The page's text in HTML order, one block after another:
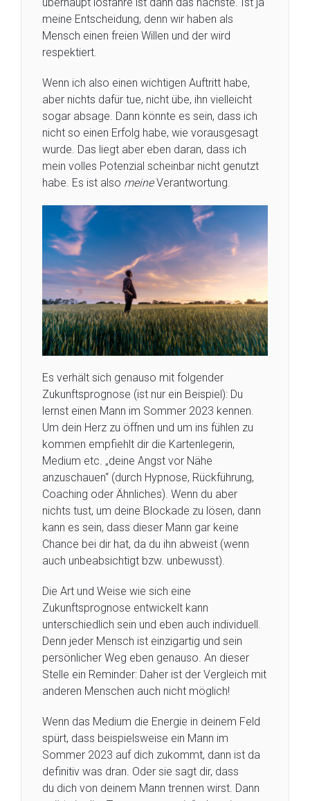
meine Entscheidung, denn wir haben als
Mensch einen freien Willen und der wird
respektiert.
Wenn ich also einen wichtigen Auftritt habe,
aber nichts dafür tue, nicht übe, ihn vielleicht
sogar absage. Dann könnte es sein, dass ich
nicht so einen Erfolg habe, wie vorausgesagt
wurde. Das liegt aber eben daran, dass ich
mein volles Potenzial scheinbar nicht genutzt
habe. Es ist also meineVerantwortung.
Es verhält sich genauso mit folgender
Zukunftsprognose (ist nur ein Beispiel): Du
lernst einen Mann im Sommer 2023 kennen.
Um dein Herz zu öffnen und um ins fühlen zu
kommen empfiehlt dir die Kartenlegerin,
Medium etc. „deine Angst vor Nähe
anzuschauen“ (durch Hypnose, Rückführung,
Coaching oder Ähnliches). Wenn du aber
nichts tust, um deine Blockade zu lösen, dann
kann es sein, dass dieser Mann gar keine
Chance bei dir hat, da du ihn abweist (wenn
auch unbeabsichtigt bzw. unbewusst).
Die Art und Weise wie sich eine
Zukunftsprognose entwickelt kann
unterschiedlich sein und eben auch individuell.
Denn jeder Mensch ist einzigartig und sein
persönlicher Weg eben genauso. An dieser
Stelle ein Reminder: Daher ist der Vergleich mit
anderen Menschen auch nicht möglich!
Wenn das Medium die Energie in deinem Feld
spürt, dass beispielsweise ein Mann im
Sommer 2023 auf dich zukommt, dann ist da
definitiv was dran. Oder sie sagt dir, dass
du dich von deinem Mann trennen wirst. Dann